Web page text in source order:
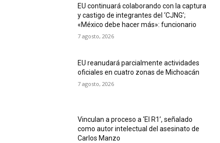
EU continuará colaborando con la captura
y castigo de integrantes del ‘CJNG’;
«México debe hacer más»: funcionario
7 agosto, 2026
EU reanudará parcialmente actividades
oficiales en cuatro zonas de Michoacán
7 agosto, 2026
Vinculan a proceso a ‘El R1’, señalado
como autor intelectual del asesinato de
Carlos Manzo